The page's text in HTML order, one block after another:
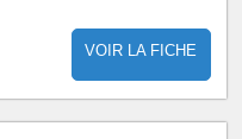
VOIR LA FICHE